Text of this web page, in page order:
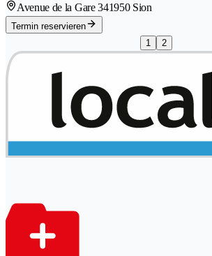
Avenue de la Gare 341950 Sion
Termin reservieren
1
2